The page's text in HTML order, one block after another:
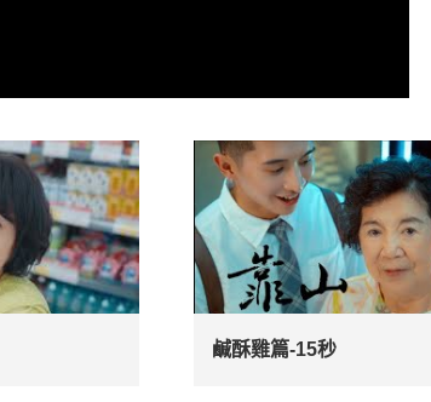
鹹酥雞篇-15秒